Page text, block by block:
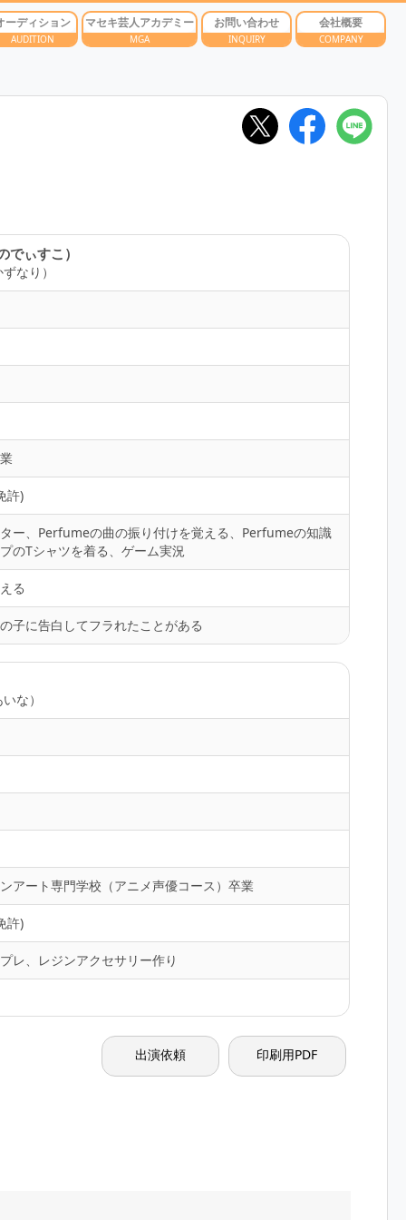
ーディション
AUDITION
マセキ芸人アカデミー
MGA
お問い合わせ
INQUIRY
会社概要
COMPANY
でぃすこ）
なり）
許)
ー、Perfumeの曲の振り付けを覚える、Perfumeの知識
のTシャツを着る、ゲーム実況
る
子に告白してフラれたことがある
な）
アート専門学校（アニメ声優コース）卒業
許)
レ、レジンアクセサリー作り
出演依頼 印刷用PDF